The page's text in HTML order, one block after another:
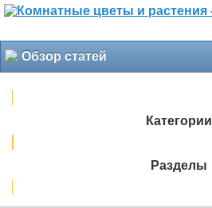
Обзор статей
Категории
Разделы